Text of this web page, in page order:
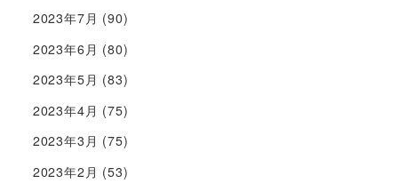
2023年7月 (90)
2023年6月 (80)
2023年5月 (83)
2023年4月 (75)
2023年3月 (75)
2023年2月 (53)